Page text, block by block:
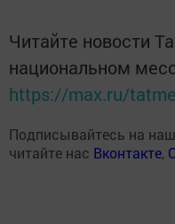
Читайте новости
национальном
https://max.ru/
Подписывайтесь на наш
читайте нас Вконтакте,